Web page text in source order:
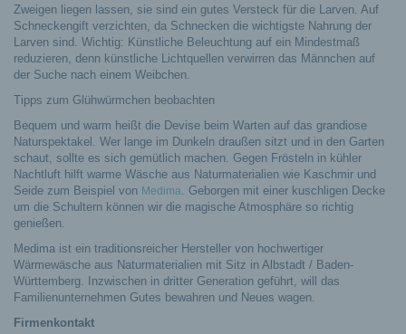
Zweigen liegen lassen, sie sind ein gutes Versteck für die Larven. Auf
Schneckengift verzichten, da Schnecken die wichtigste Nahrung der
Larven sind. Wichtig: Künstliche Beleuchtung auf ein Mindestmaß
reduzieren, denn künstliche Lichtquellen verwirren das Männchen auf
der Suche nach einem Weibchen.
Tipps zum Glühwürmchen beobachten
Bequem und warm heißt die Devise beim Warten auf das grandiose
Naturspektakel. Wer lange im Dunkeln draußen sitzt und in den Garten
schaut, sollte es sich gemütlich machen. Gegen Frösteln in kühler
Nachtluft hilft warme Wäsche aus Naturmaterialien wie Kaschmir und
Seide zum Beispiel von Medima. Geborgen mit einer kuschligen Decke
um die Schultern können wir die magische Atmosphäre so richtig
genießen.
Medima ist ein traditionsreicher Hersteller von hochwertiger
Wärmewäsche aus Naturmaterialien mit Sitz in Albstadt / Baden-
Württemberg. Inzwischen in dritter Generation geführt, will das
Familienunternehmen Gutes bewahren und Neues wagen.
Firmenkontakt